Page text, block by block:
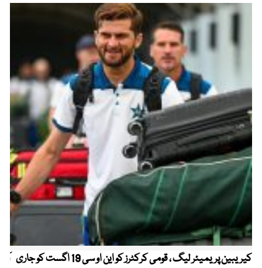
کیریبین پریمیئر لیگ ، قومی کرکٹرز کو این او سی 19 اگست کو جاری